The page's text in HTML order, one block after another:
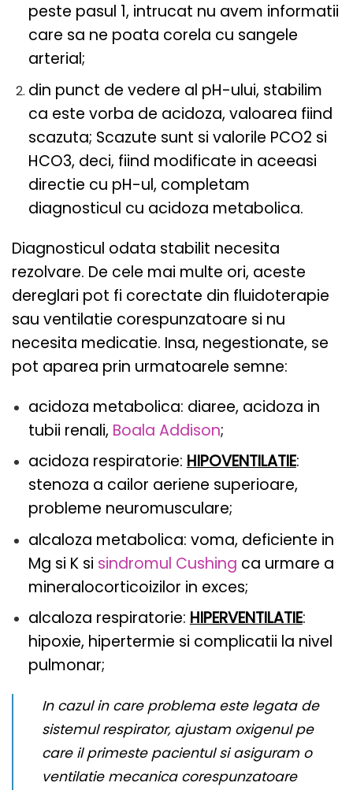
peste pasul 1, intrucat nu avem informatii
care sa ne poata corela cu sangele
arterial;
din punct de vedere al pH-ului, stabilim
ca este vorba de acidoza, valoarea fiind
scazuta; Scazute sunt si valorile PCO2 si
HCO3, deci, fiind modificate in aceeasi
directie cu pH-ul, completam
diagnosticul cu acidoza metabolica.
Diagnosticul odata stabilit necesita
rezolvare. De cele mai multe ori, aceste
dereglari pot fi corectate din fluidoterapie
sau ventilatie corespunzatoare si nu
necesita medicatie. Insa, negestionate, se
pot aparea prin urmatoarele semne:
acidoza metabolica: diaree, acidoza in
tubii renali, Boala Addison;
acidoza respiratorie: HIPOVENTILATIE:
stenoza a cailor aeriene superioare,
probleme neuromusculare;
alcaloza metabolica: voma, deficiente in
Mg si K si sindromul Cushing ca urmare a
mineralocorticoizilor in exces;
alcaloza respiratorie: HIPERVENTILATIE:
hipoxie, hipertermie si complicatii la nivel
pulmonar;
In cazul in care problema este legata de
sistemul respirator, ajustam oxigenul pe
care il primeste pacientul si asiguram o
ventilatie mecanica corespunzatoare